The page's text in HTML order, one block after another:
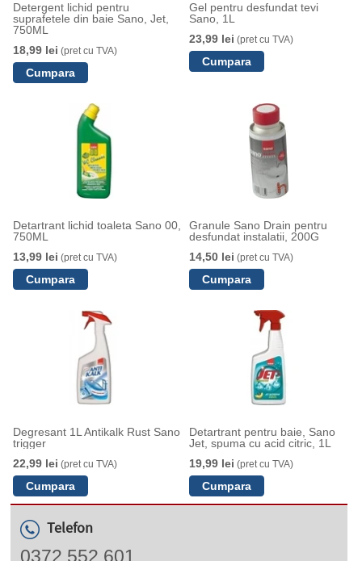
Detergent lichid pentru
suprafetele din baie Sano, Jet,
750ML
18,99 lei (pret cu TVA)
Gel pentru desfundat tevi
Sano, 1L
23,99 lei (pret cu TVA)
Detartrant lichid toaleta Sano 00,
750ML
13,99 lei (pret cu TVA)
Granule Sano Drain pentru
desfundat instalatii, 200G
14,50 lei (pret cu TVA)
Degresant 1L Antikalk Rust Sano
trigger
22,99 lei (pret cu TVA)
Detartrant pentru baie, Sano
Jet, spuma cu acid citric, 1L
19,99 lei (pret cu TVA)
Telefon
0372 552 601